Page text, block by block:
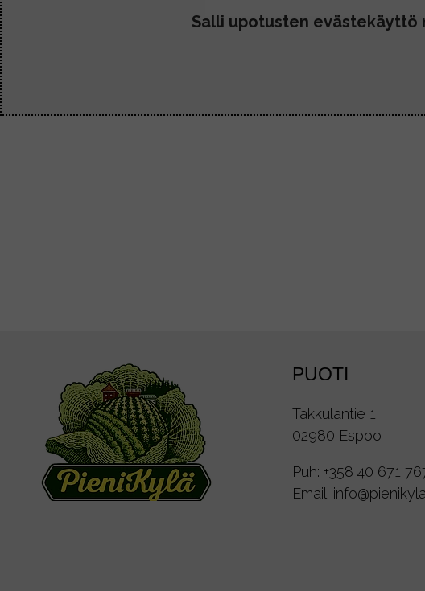
Salli upotusten evästekäyttö
PUOTI
Takkulantie 1
02980 Espoo
Puh: +358 40 671
Email: